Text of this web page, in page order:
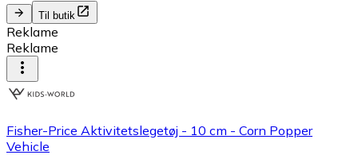
Til butik
Reklame
Reklame
Fisher-Price Aktivitetslegetøj - 10 cm - Corn Popper
Vehicle